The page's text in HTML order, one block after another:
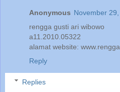
Anonymous November
rengga gusti ari wibowo
a11.2010.05322
alamat website:
Reply
Replies